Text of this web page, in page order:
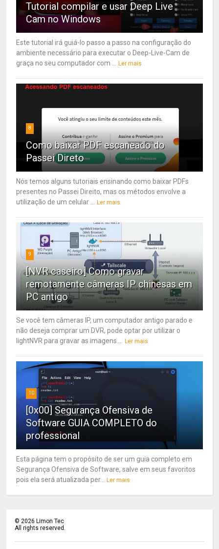
Tutorial compilar e usar Deep Live
Cam no Windows
Este tutorial irá guiá-lo passo a passo na configuração do
ambiente necessário para executar o Deep-Live-Cam de
graça no seu computador com ... Ler mais
8
Como baixar PDF escaneado do
Passei Direto
Nós temos alguns tutoriais ensinando como baixar PDFs
presentes no Passei Direito, mas os métodos envolve a
utilização de um celular ... Ler mais
9
[NVR caseiro] Como gravar
remotamente câmeras IP chinesas em
PC antigo
Se você tem câmeras IP, um computador antigo parado e
não deseja comprar um DVR, pode optar por utilizar o
lightNVR para gravar as imagens.... Ler mais
10
[0x00] Segurança Ofensiva de
Software GUIA COMPLETO do
professional
Esta página tem o propósito de ser um guia completo em
Segurança Ofensiva de Software, salve em seus favoritos
pois ela será atualizada per... Ler mais
©2026 Limon Tec
All rights reserved.